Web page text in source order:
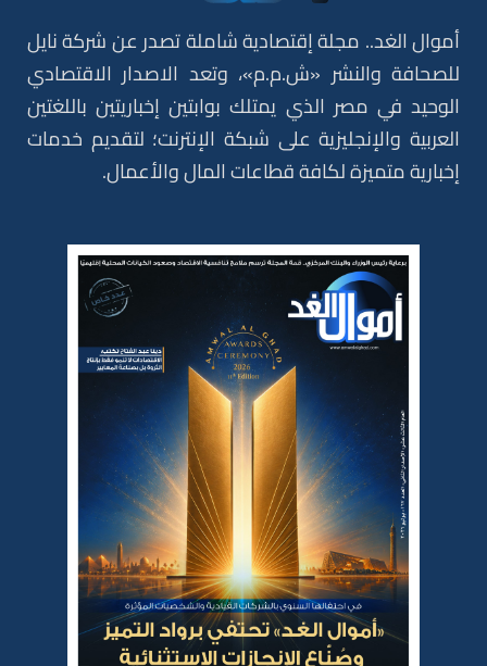
أموال الغد.. مجلة إقتصادية شاملة تصدر عن شركة نايل
للصحافة والنشر «ش.م.م»، وتعد الاصدار الاقتصادي
الوحيد في مصر الذي يمتلك بوابتين إخباريتين باللغتين
العربية والإنجليزية على شبكة الإنترنت؛ لتقديم خدمات
إخبارية متميزة لكافة قطاعات المال والأعمال.